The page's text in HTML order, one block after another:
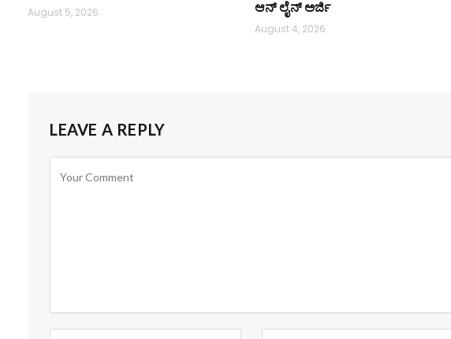
August 5, 2026
ಆನ್‌ ಲೈನ್ ಅರ್ಜಿ
August 4, 2026
LEAVE A REPLY